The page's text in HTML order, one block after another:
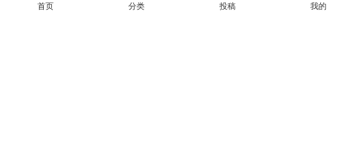
一夜风流
首页 分类 投稿 我的